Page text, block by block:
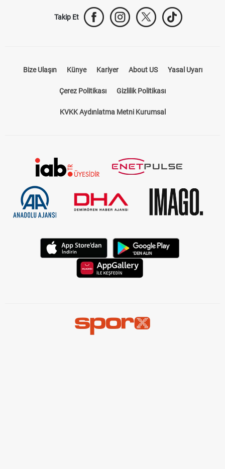
Takip Et
Bize Ulaşın Künye Kariyer About US Yasal Uyarı
Çerez Politikası Gizlilik Politikası
KVKK Aydınlatma Metni Kurumsal